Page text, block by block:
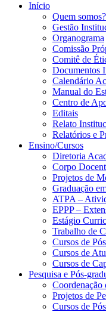
Início
Quem somos?
Gestão
Organograma
Comissão
Comitê de
Documentos
Calendário
Manual do
Centro de
Editais
Relato
Relatórios e
Ensino/Cursos
Diretoria
Corpo
Projetos de
Graduação
ATPA –
EPPP –
Estágio
Trabalho de
Cursos de
Cursos de
Cursos de
Pesquisa e Pós-
Coordenação
Projetos de
Cursos de